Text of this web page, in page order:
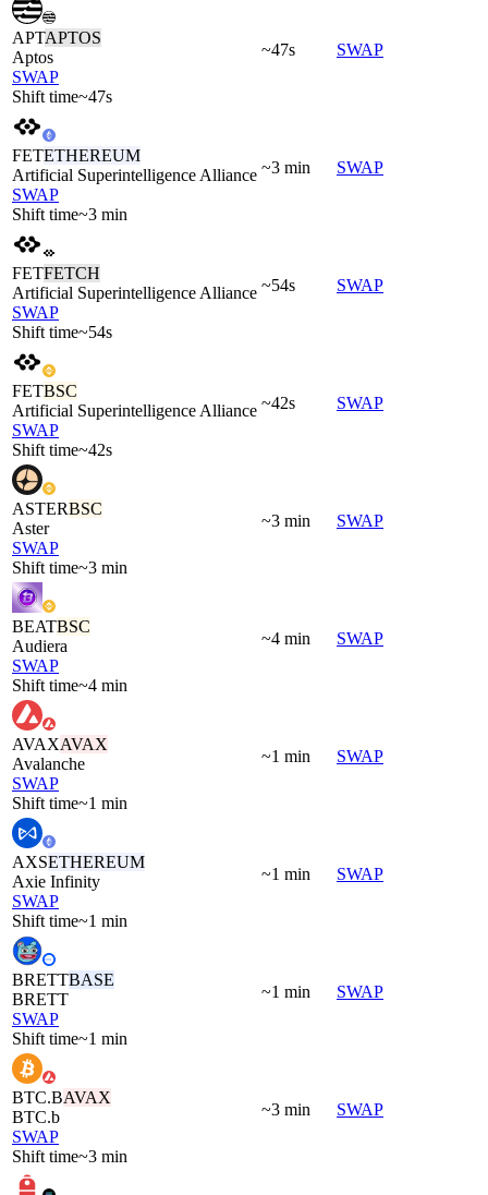
APTAPTOS
Aptos
SWAP
Shift time~47s
~47s SWAP
FETETHEREUM
Artificial Superintelligence Alliance
SWAP
Shift time~3 min
~3 min SWAP
FETFETCH
Artificial Superintelligence Alliance
SWAP
Shift time~54s
~54s SWAP
FETBSC
Artificial Superintelligence Alliance
SWAP
Shift time~42s
~42s SWAP
ASTERBSC
Aster
SWAP
Shift time~3 min
~3 min SWAP
BEATBSC
Audiera
SWAP
Shift time~4 min
~4 min SWAP
AVAXAVAX
Avalanche
SWAP
Shift time~1 min
~1 min SWAP
AXSETHEREUM
Axie Infinity
SWAP
Shift time~1 min
~1 min SWAP
BRETTBASE
BRETT
SWAP
Shift time~1 min
~1 min SWAP
BTC.BAVAX
BTC.b
SWAP
Shift time~3 min
~3 min SWAP